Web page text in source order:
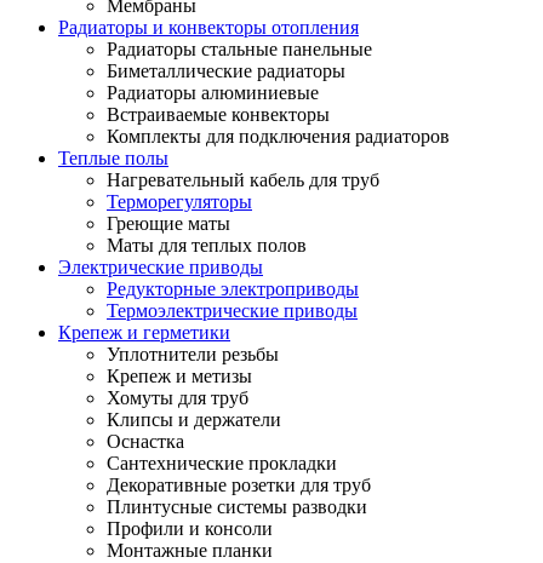
Мембраны
Радиаторы и конвекторы отопления
Радиаторы стальные панельные
Биметаллические радиаторы
Радиаторы алюминиевые
Встраиваемые конвекторы
Комплекты для подключения радиаторов
Теплые полы
Нагревательный кабель для труб
Терморегуляторы
Греющие маты
Маты для теплых полов
Электрические приводы
Редукторные электроприводы
Термоэлектрические приводы
Крепеж и герметики
Уплотнители резьбы
Крепеж и метизы
Хомуты для труб
Клипсы и держатели
Оснастка
Сантехнические прокладки
Декоративные розетки для труб
Плинтусные системы разводки
Профили и консоли
Монтажные планки